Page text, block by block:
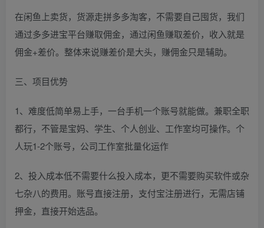
在闲鱼上卖货，货源走拼多多淘客，不需要自己囤货，我们
通过多多进宝平台赚取佣金，通过闲鱼赚取差价，收入就是
佣金+差价。整体来说赚差价是大头，赚佣金只是辅助。
三、项目优势
1、难度低简单易上手，一台手机一个账号就能做。兼职全职
都行，不管是宝妈、学生、个人创业、工作室均可操作。个
人玩1-2个账号，公司工作室批量化运作
2、投入成本低不需要什么投入成本，更不需要购买软件或杂
七杂八的费用。账号直接注册，支付宝注册进行，无需店铺
押金，直接开始选品。